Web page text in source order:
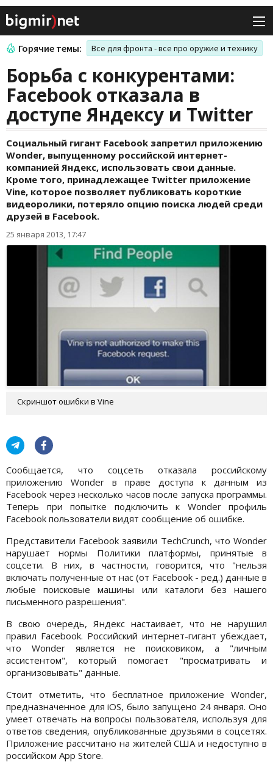
Горячие темы: Все для фронта - все про оружие и технику
Борьба с конкурентами:
Facebook отказала в
доступе Яндексу и Twitter
Социальный гигант Facebook запретил приложению
Wonder, выпущенному российской интернет-
компанией Яндекс, использовать свои данные.
Кроме того, принадлежащее Twitter приложение
Vine, которое позволяет публиковать короткие
видеоролики, потеряло опцию поиска людей среди
друзей в Facebook.
25 января 2013, 17:47
Скриншот ошибки в Vine
Сообщается, что соцсеть отказала российскому
приложению Wonder в праве доступа к данным из
Facebook через несколько часов после запуска программы.
Теперь при попытке подключить к Wonder профиль
Facebook пользователи видят сообщение об ошибке.
Представители Facebook заявили TechCrunch, что Wonder
нарушает нормы Политики платформы, принятые в
соцсети. В них, в частности, говорится, что "нельзя
включать полученные от нас (от Facebook - ред.) данные в
любые поисковые машины или каталоги без нашего
письменного разрешения".
В свою очередь, Яндекс настаивает, что не нарушил
правил Facebook. Российский интернет-гигант убеждает,
что Wonder является не поисковиком, а "личным
ассистентом", который помогает "просматривать и
организовывать" данные.
Стоит отметить, что бесплатное приложение Wonder,
предназначенное для iOS, было запущено 24 января. Оно
умеет отвечать на вопросы пользователя, используя для
ответов сведения, опубликованные друзьями в соцсетях.
Приложение рассчитано на жителей США и недоступно в
российском App Store.